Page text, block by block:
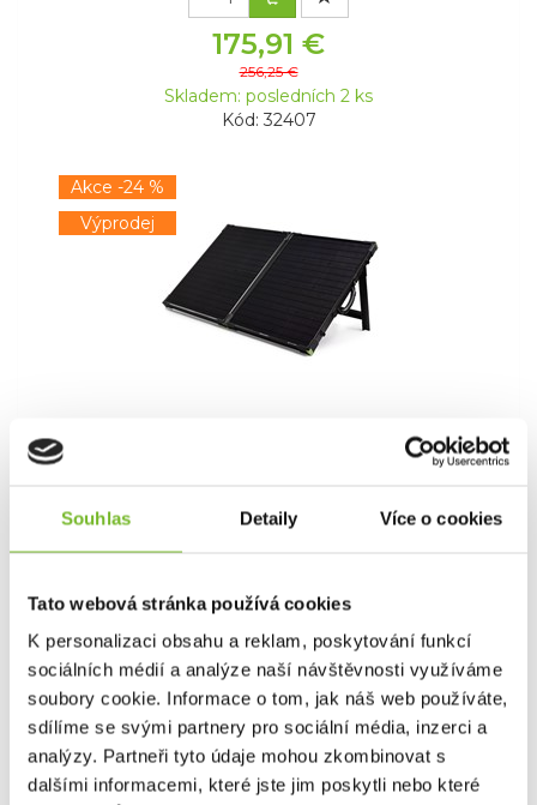
Souhlas Detaily Více o cookies
Tato webová stránka používá cookies
K personalizaci obsahu a reklam, poskytování funkcí
sociálních médií a analýze naší návštěvnosti využíváme
soubory cookie. Informace o tom, jak náš web používáte,
sdílíme se svými partnery pro sociální média, inzerci a
analýzy. Partneři tyto údaje mohou zkombinovat s
dalšími informacemi, které jste jim poskytli nebo které
175,91 €
256,25 €
Skladem: posledních 2 ks
Kód: 32407
Akce -24 %
Výprodej
Solární Panel Goal Zero Boulder 100
extrémně ...
234,65 €
Skladem: posledních 8 ks
Kód: 32408
Akce -28 %